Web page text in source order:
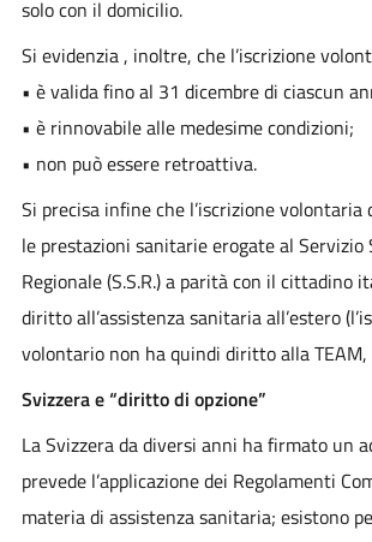
solo con il domicilio.
Si evidenzia , inoltre, che l’iscrizione
• è valida fino al 31 dicembre di ciascun
• è rinnovabile alle medesime condizioni;
• non può essere retroattiva.
Si precisa infine che l’iscrizione
le prestazioni sanitarie erogate al Servizio
Regionale (S.S.R.) a parità con il cittadino
diritto all’assistenza sanitaria all’estero
volontario non ha quindi diritto alla TEAM,
Svizzera e “diritto di opzione”
La Svizzera da diversi anni ha firmato un
prevede l’applicazione dei Regolamenti
materia di assistenza sanitaria; esistono